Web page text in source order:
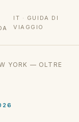
IT · GUIDA DI
VIAGGIO
YORK — OLTRE